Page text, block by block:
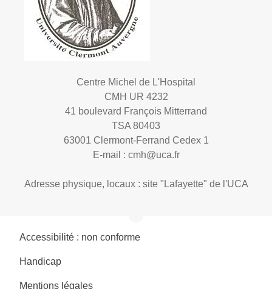
Centre Michel de L'Hospital
CMH UR 4232
41 boulevard François Mitterrand
TSA 80403
63001 Clermont-Ferrand Cedex 1
E-mail : cmh@uca.fr
Adresse physique, locaux : site "Lafayette" de l'UCA
Accessibilité : non conforme
Handicap
Mentions légales